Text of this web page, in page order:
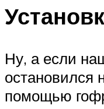
Ну, а если
остановился
помощью